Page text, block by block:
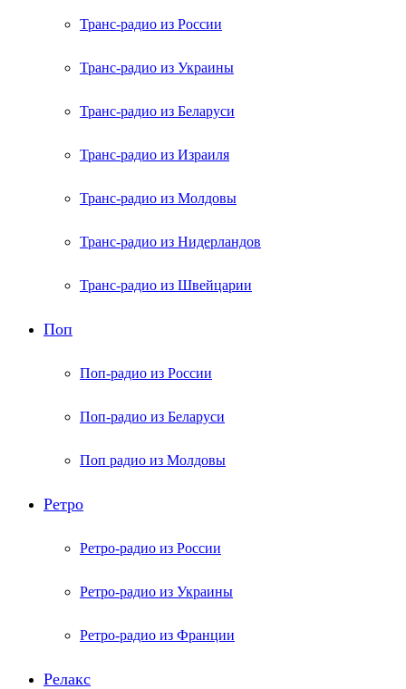
Транс-радио из России
Транс-радио из Украины
Транс-радио из Беларуси
Транс-радио из Израиля
Транс-радио из Молдовы
Транс-радио из Нидерландов
Транс-радио из Швейцарии
Поп
Поп-радио из России
Поп-радио из Беларуси
Поп радио из Молдовы
Ретро
Ретро-радио из России
Ретро-радио из Украины
Ретро-радио из Франции
Релакс